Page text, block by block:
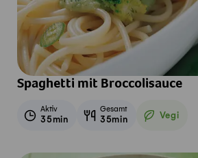
Spaghetti mit Broccolisauce
Aktiv
35min
Gesamt
35min Vegi
Vegetarisch